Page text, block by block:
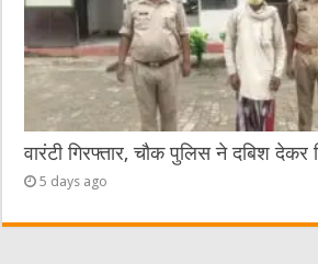
वारंटी गिरफ्तार, चौक पुलिस ने दबिश देकर
5 days ago